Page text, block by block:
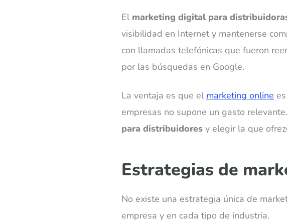
El marketing digital para
visibilidad en Internet y mantenerse
con llamadas telefónicas que fueron
por las búsquedas en Google.
La ventaja es que el marketing online
empresas no supone un gasto
para distribuidores y elegir la que
Estrategias de
No existe una estrategia única de
empresa y en cada tipo de industria.